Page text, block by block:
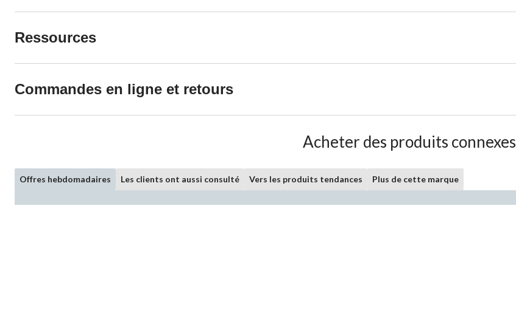
Ressources
Commandes en ligne et retours
Acheter des produits connexes
Offres hebdomadaires Les clients ont aussi consulté Vers les produits tendances Plus de cette marque